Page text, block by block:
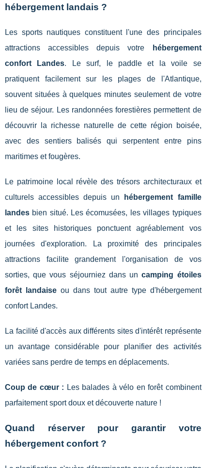
hébergement landais ?
Les sports nautiques constituent l'une des principales
attractions accessibles depuis votre
hébergement
confort Landes. Le surf, le paddle et la voile se
pratiquent facilement sur les plages de l'Atlantique,
souvent situées à quelques minutes seulement de votre
lieu de séjour. Les randonnées forestières permettent de
découvrir la richesse naturelle de cette région boisée,
avec des sentiers balisés qui serpentent entre pins
maritimes et fougères.
Le patrimoine local révèle des trésors architecturaux et
culturels accessibles depuis un
hébergement famille
landes bien situé. Les écomusées, les villages typiques
et les sites historiques ponctuent agréablement vos
journées d'exploration. La proximité des principales
attractions facilite grandement l'organisation de vos
sorties, que vous séjourniez dans uncamping étoiles
forêt landaiseou dans tout autre type d'hébergement
confort Landes.
La facilité d'accès aux différents sites d'intérêt représente
un avantage considérable pour planifier des activités
variées sans perdre de temps en déplacements.
Coup de cœur : Les balades à vélo en forêt combinent
parfaitement sport doux et découverte nature !
Quand réserver pour garantir votre
hébergement confort ?